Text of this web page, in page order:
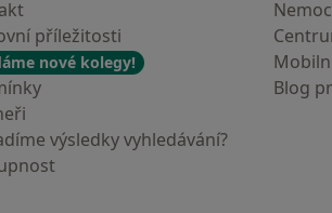
příležitosti
nové kolegy!
výsledky vyhledávání?
Blog